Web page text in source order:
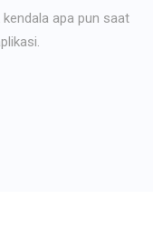
apa pun saat